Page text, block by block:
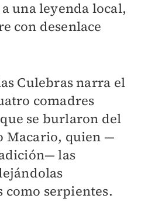
una leyenda local,
con desenlace
Culebras narra el
comadres
se burlaron del
Macario, quien —
las
como serpientes.